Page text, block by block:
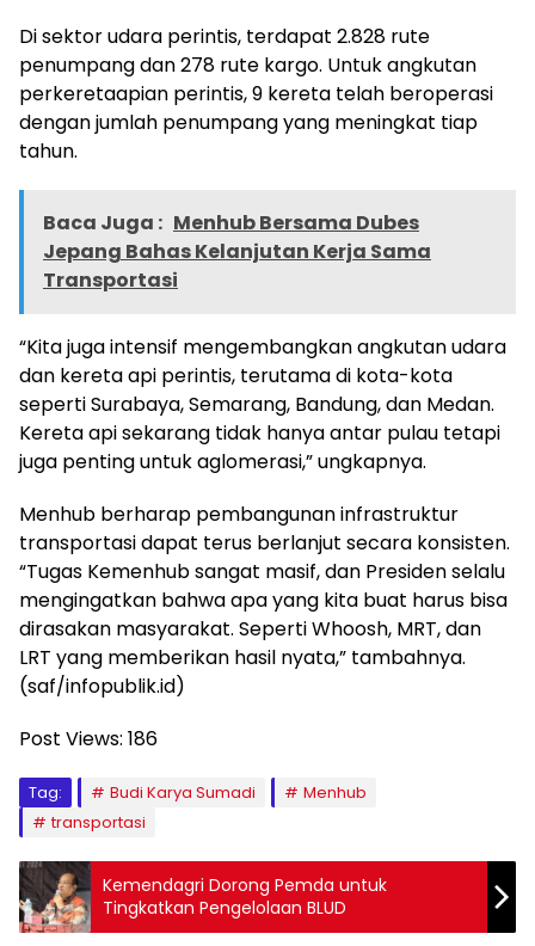
Di sektor udara perintis, terdapat 2.828 rute
penumpang dan 278 rute kargo. Untuk angkutan
perkeretaapian perintis, 9 kereta telah beroperasi
dengan jumlah penumpang yang meningkat tiap
tahun.
Baca Juga : Menhub Bersama Dubes
Jepang Bahas Kelanjutan Kerja Sama
Transportasi
“Kita juga intensif mengembangkan angkutan udara
dan kereta api perintis, terutama di kota-kota
seperti Surabaya, Semarang, Bandung, dan Medan.
Kereta api sekarang tidak hanya antar pulau tetapi
juga penting untuk aglomerasi,” ungkapnya.
Menhub berharap pembangunan infrastruktur
transportasi dapat terus berlanjut secara konsisten.
“Tugas Kemenhub sangat masif, dan Presiden selalu
mengingatkan bahwa apa yang kita buat harus bisa
dirasakan masyarakat. Seperti Whoosh, MRT, dan
LRT yang memberikan hasil nyata,” tambahnya.
(saf/infopublik.id)
Post Views: 186
Tag: Budi Karya Sumadi
Menhub
transportasi
Kemendagri Dorong Pemda untuk
Tingkatkan Pengelolaan BLUD